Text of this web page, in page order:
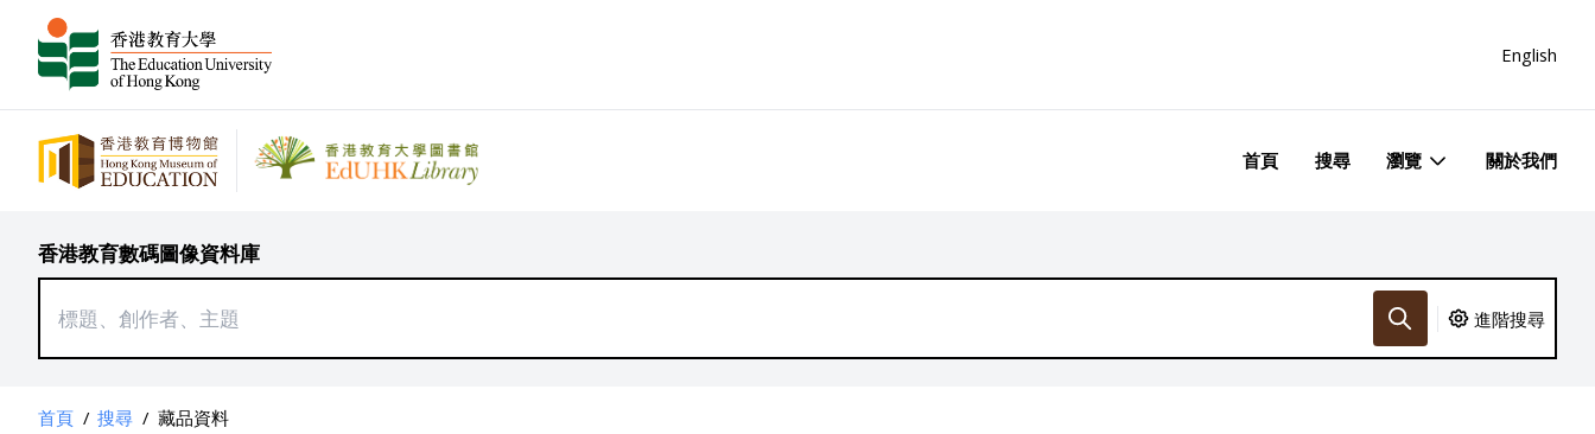
English
首頁 搜尋 瀏覽 關於我們
香港教育數碼圖像資料庫
進階搜尋
首頁 / 搜尋 / 藏品資料